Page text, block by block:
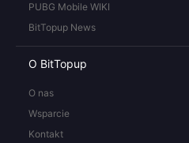
PUBG Mobile WIKI
BitTopup News
O BitTopup
O nas
Wsparcie
Kontakt